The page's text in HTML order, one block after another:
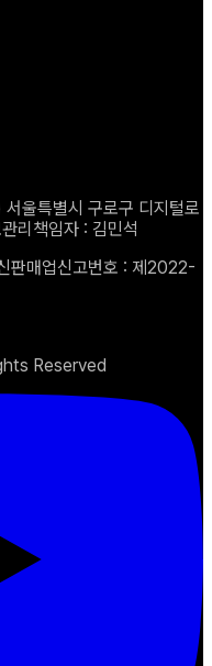
울특별시 구로구 디지털로
리책임자 : 김민석
매업신고번호 : 제2022-
Reserved